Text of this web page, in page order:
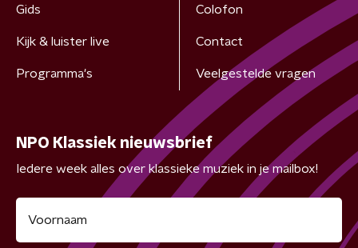
Gids
Kijk & luister live
Programma's
Colofon
Contact
Veelgestelde vragen
NPO Klassiek nieuwsbrief
Iedere week alles over klassieke muziek in je mailbox!